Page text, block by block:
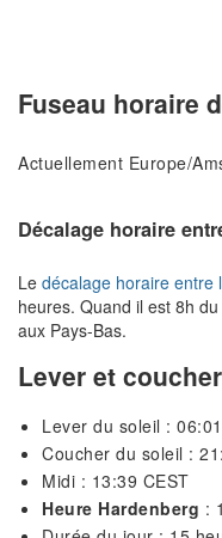
Fuseau horaire
Actuellement Europe/
Décalage horaire
Le décalage horaire entre
heures. Quand il est 8h
aux Pays-Bas.
Lever et
Lever du soleil :
Coucher du soleil :
Midi : 13:39 CEST
Heure Hardenberg :